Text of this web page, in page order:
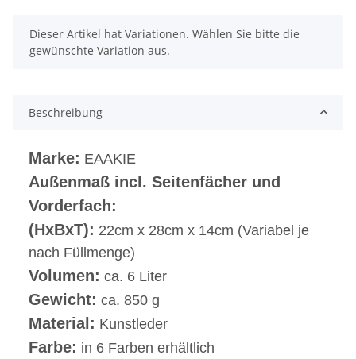
x
Dieser Artikel hat Variationen. Wählen Sie bitte die
gewünschte Variation aus.
Beschreibung
Marke: EAAKIE
Außenmaß incl. Seitenfächer und
Vorderfach:
(HxBxT): 22cm x 28cm x 14cm (Variabel je
nach Füllmenge)
Volumen: ca. 6 Liter
Gewicht: ca. 850 g
Material: Kunstleder
Farbe: in 6 Farben erhältlich